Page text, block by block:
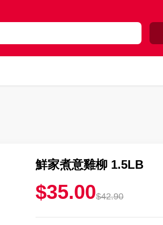
鮮家煮意雞柳 1.5LB
$35.00$42.90